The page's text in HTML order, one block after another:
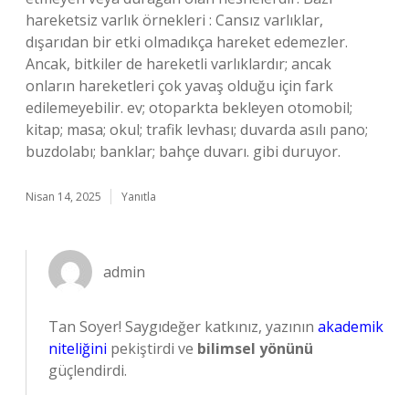
hareketsiz varlık örnekleri : Cansız varlıklar,
dışarıdan bir etki olmadıkça hareket edemezler.
Ancak, bitkiler de hareketli varlıklardır; ancak
onların hareketleri çok yavaş olduğu için fark
edilemeyebilir. ev; otoparkta bekleyen otomobil;
kitap; masa; okul; trafik levhası; duvarda asılı pano;
buzdolabı; banklar; bahçe duvarı. gibi duruyor.
Nisan 14, 2025 Yanıtla
admin
Tan Soyer! Saygıdeğer katkınız, yazının akademik
niteliğini pekiştirdi ve bilimsel yönünü
güçlendirdi.